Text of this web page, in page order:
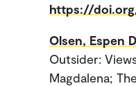
https://
Olsen, Espen
Outsider:
Magdalena;